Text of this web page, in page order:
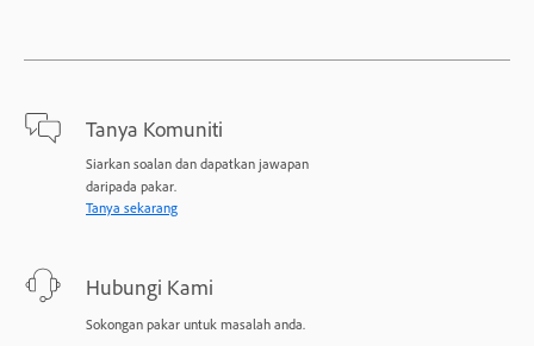
Tanya Komuniti
Siarkan soalan dan dapatkan jawapan
daripada pakar.
Tanya sekarang
Hubungi Kami
Sokongan pakar untuk masalah anda.